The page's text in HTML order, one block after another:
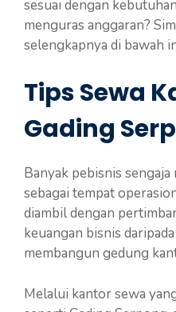
sesuai dengan
menguras anggaran?
selengkapnya di bawah
Tips Sewa
Gading
Banyak pebisnis
sebagai tempat
diambil dengan
keuangan bisnis
membangun gedung
Melalui kantor sewa